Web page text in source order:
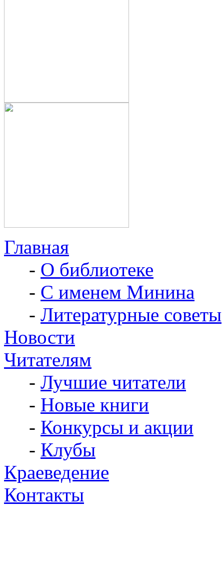
Главная
- О библиотеке
- С именем Минина
- Литературные советы
Новости
Читателям
- Лучшие читатели
- Новые книги
- Конкурсы и акции
- Клубы
Краеведение
Контакты